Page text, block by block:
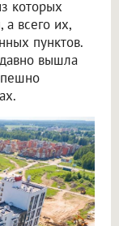
которых
всего их,
пунктов.
вышла